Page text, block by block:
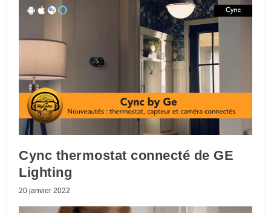
Cync thermostat connecté de GE
Lighting
20 janvier 2022